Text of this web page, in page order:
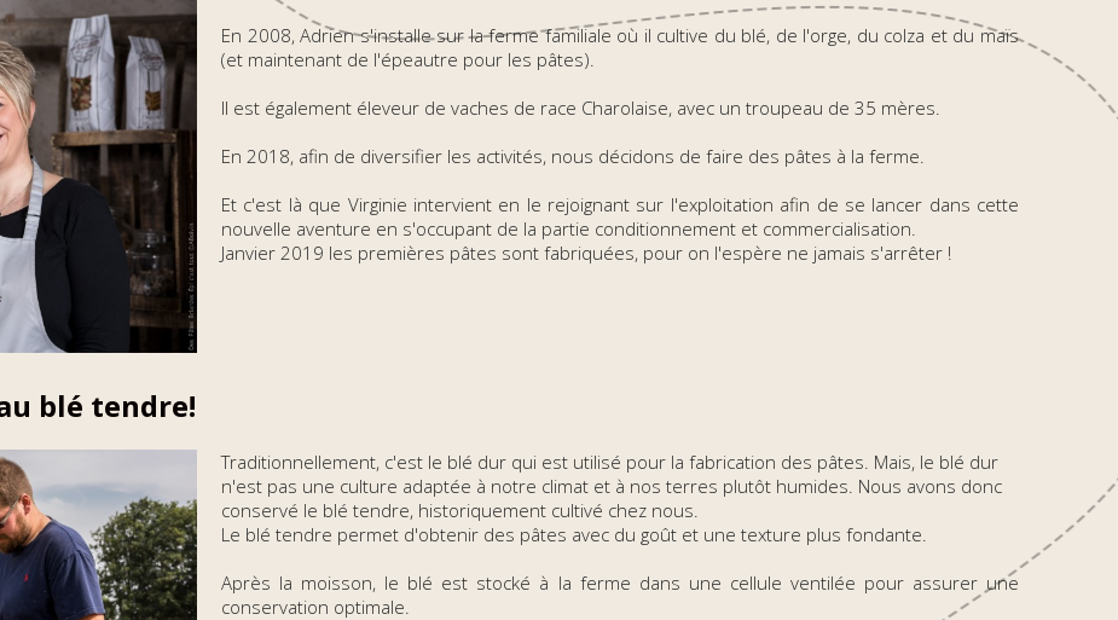
En 2008, Adrien s'installe sur la ferme familiale où il cultive du blé, de l'orge, du colza et du maïs
(et maintenant de l'épeautre pour les pâtes).
Il est également éleveur de vaches de race Charolaise, avec un troupeau de 35 mères.
En 2018, afin de diversifier les activités, nous décidons de faire des pâtes à la ferme.
Et c'est là que Virginie intervient en le rejoignant sur l'exploitation afin de se lancer dans cette
nouvelle aventure en s'occupant de la partie conditionnement et commercialisation.
Janvier 2019 les premières pâtes sont fabriquées, pour on l'espère ne jamais s'arrêter !
blé tendre!
Traditionnellement, c'est le blé dur qui est utilisé pour la fabrication des pâtes. Mais, le blé dur
n'est pas une culture adaptée à notre climat et à nos terres plutôt humides. Nous avons donc
conservé le blé tendre, historiquement cultivé chez nous.
Le blé tendre permet d'obtenir des pâtes avec du goût et une texture plus fondante.
Après la moisson, le blé est stocké à la ferme dans une cellule ventilée pour assurer une
conservation optimale.